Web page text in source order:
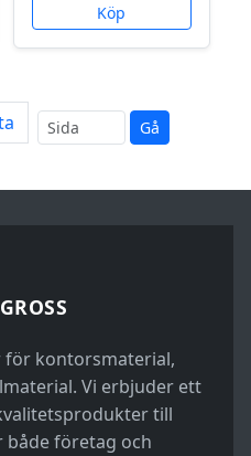
Köp
Gå
kontorsmaterial,
Vi erbjuder ett
till
företag och